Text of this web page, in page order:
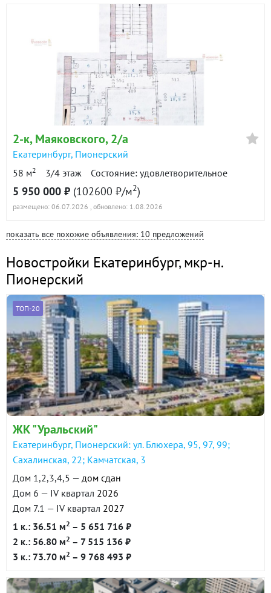
2-к, Маяковского, 2/а
Екатеринбург, Пионерский
58 м2 3/4 этаж Состояние: удовлетворительное
5 950 000 ₽ (102600 ₽/м2)
размещено: 06.07.2026 , обновлено: 1.08.2026
показать все похожие объявления: 10 предложений
Новостройки Екатеринбург,мкр-н.
Пионерский
ТОП-20
ЖК "Уральский"
Екатеринбург, Пионерский: ул. Блюхера, 95, 97, 99;
Сахалинская, 22; Камчатская, 3
Дом 1,2,3,4,5 — дом сдан
Дом 6 — IV квартал 2026
Дом 7.1 — IV квартал 2027
1 к.: 36.51 м2 – 5 651 716 ₽
2 к.: 56.80 м2 – 7 515 136 ₽
3 к.: 73.70 м2 – 9 768 493 ₽